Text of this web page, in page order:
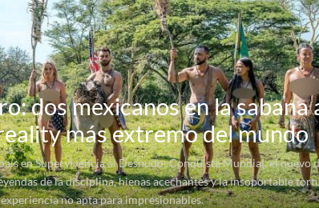
dos mexicanos en la sabana
más extremo del mundo
en Supervivencia al Desnudo: Conquista Mundial, el nuevo
de la disciplina, hienas acechantes y la insoportable
no apta para impresionables.